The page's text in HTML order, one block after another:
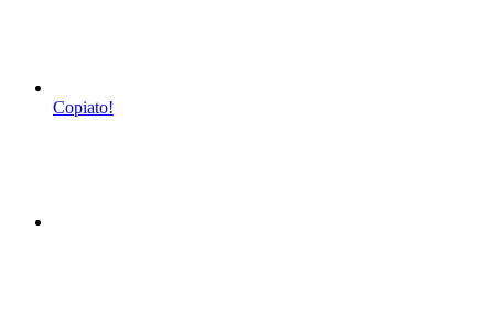
Copiato!